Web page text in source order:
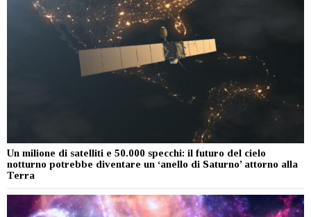
Un milione di satelliti e 50.000 specchi: il futuro del cielo
notturno potrebbe diventare un ‘anello di Saturno’ attorno alla
Terra